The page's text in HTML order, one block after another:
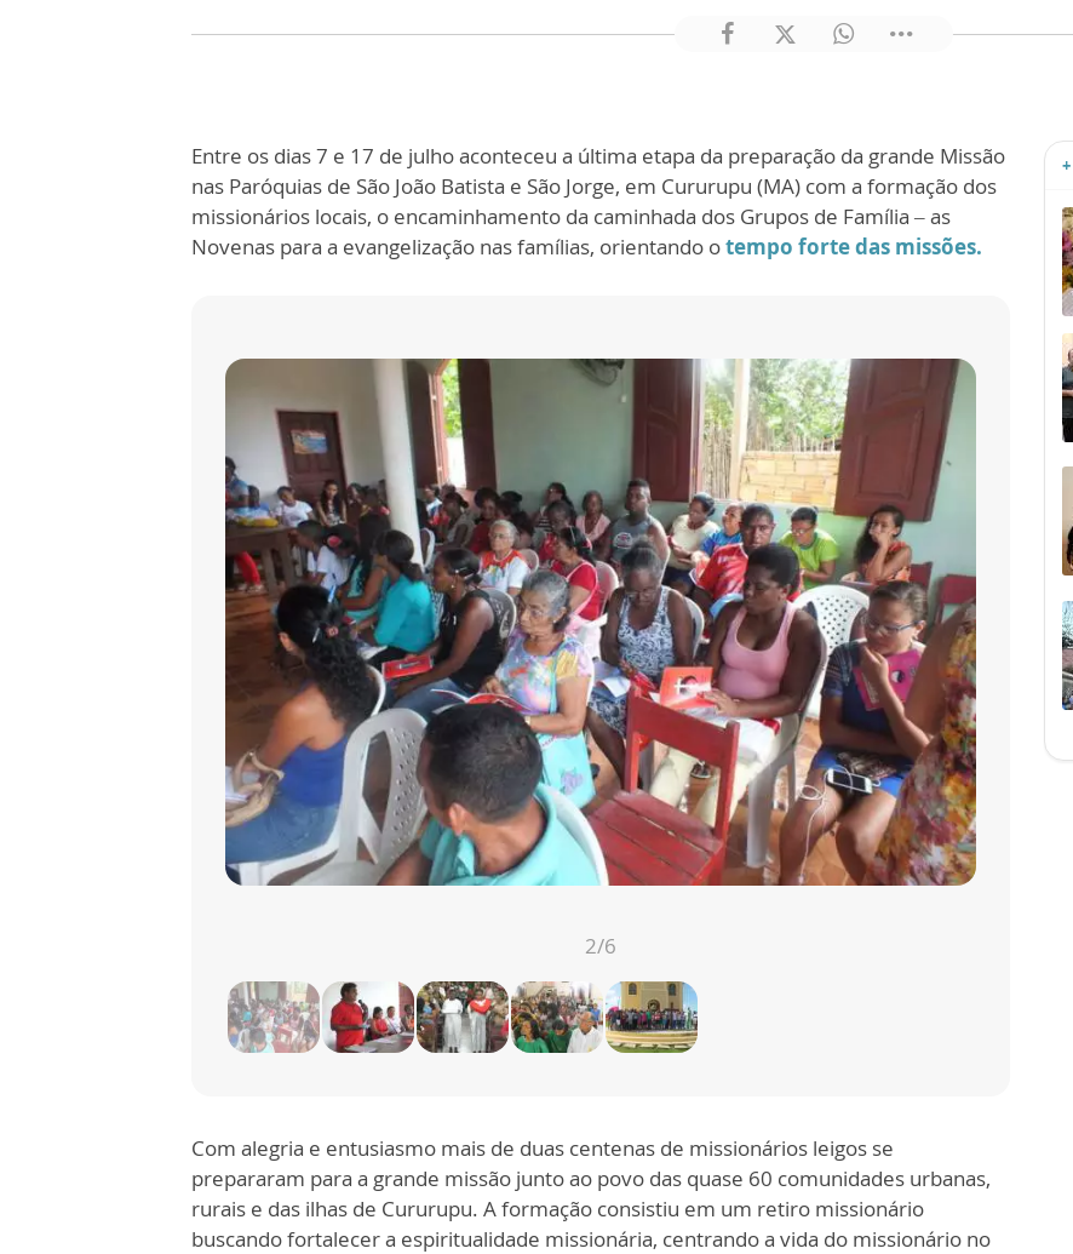
Entre os dias 7 e 17 de julho aconteceu a última etapa da preparação da grande Missão
nas Paróquias de São João Batista e São Jorge, em Cururupu (MA) com a formação dos
missionários locais, o encaminhamento da caminhada dos Grupos de Família – as
Novenas para a evangelização nas famílias, orientando otempo forte das missões.
2/6
Com alegria e entusiasmo mais de duas centenas de missionários leigos se
prepararam para a grande missão junto ao povo das quase 60 comunidades urbanas,
rurais e das ilhas de Cururupu. A formação consistiu em um retiro missionário
buscando fortalecer a espiritualidade missionária, centrando a vida do missionário no